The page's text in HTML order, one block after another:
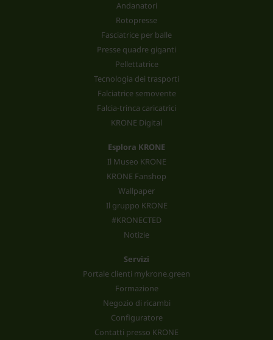
Andanatori
Rotopresse
Fasciatrice per balle
Presse quadre giganti
Pellettatrice
Tecnologia dei trasporti
Falciatrice semovente
Falcia-trinca caricatrici
KRONE Digital
Esplora KRONE
Il Museo KRONE
KRONE Fanshop
Wallpaper
Il gruppo KRONE
#KRONECTED
Notizie
Servizi
Portale clienti mykrone.green
Formazione
Negozio di ricambi
Configuratore
Contatti presso KRONE